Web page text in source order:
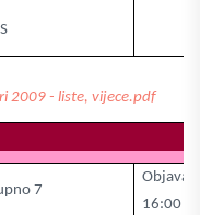
- liste, vijece.pdf
7
16:00